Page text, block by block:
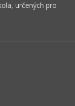
určených pro